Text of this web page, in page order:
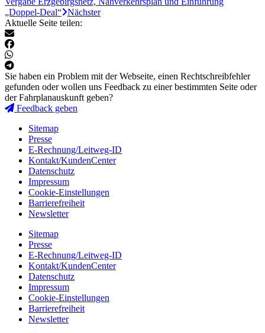
„Doppel-Deal“ Nächster
Aktuelle Seite teilen:
Sie haben ein Problem mit der Webseite, einen Rechtschreibfehler
gefunden oder wollen uns Feedback zu einer bestimmten Seite oder
der Fahrplanauskunft geben?
Feedback geben
Sitemap
Presse
E-Rechnung/Leitweg-ID
Kontakt/KundenCenter
Datenschutz
Impressum
Cookie-Einstellungen
Barrierefreiheit
Newsletter
Sitemap
Presse
E-Rechnung/Leitweg-ID
Kontakt/KundenCenter
Datenschutz
Impressum
Cookie-Einstellungen
Barrierefreiheit
Newsletter